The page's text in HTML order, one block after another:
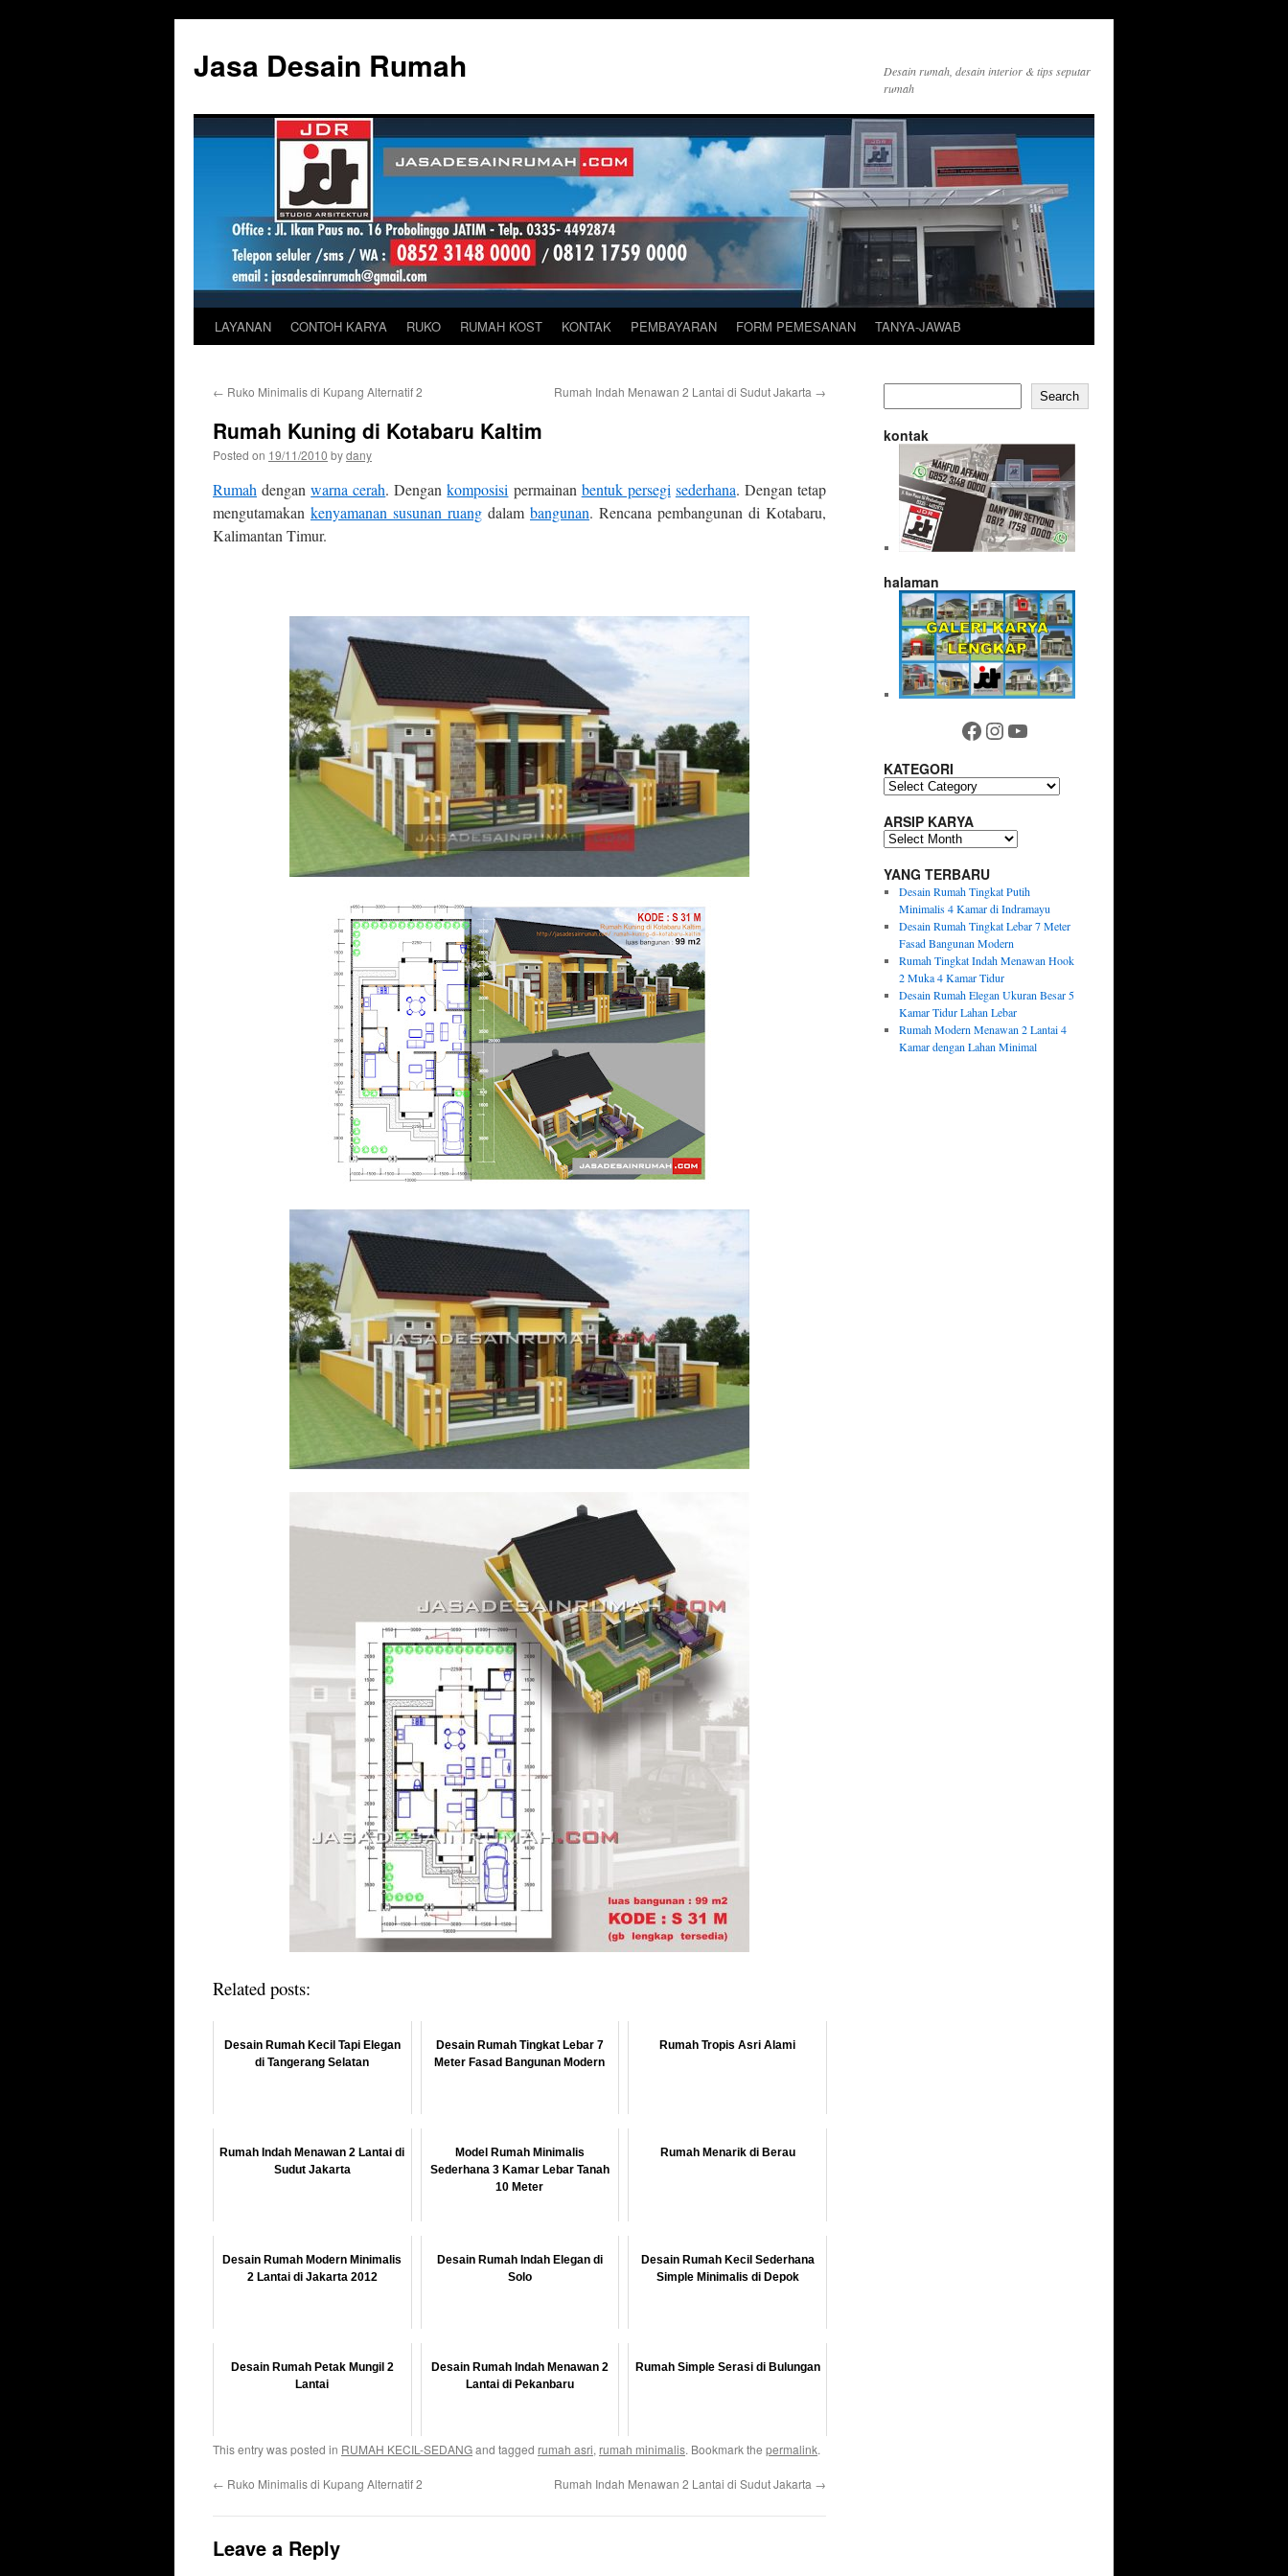
content
Jasa Desain Rumah
Desain rumah, desain interior & tips seputar
rumah
LAYANAN CONTOH KARYA RUKO RUMAH KOST KONTAK PEMBAYARAN FORM PEMESANAN TANYA-JAWAB
← Ruko Minimalis di Kupang Alternatif 2 Rumah Indah Menawan 2 Lantai di Sudut Jakarta →
Rumah Kuning di Kotabaru Kaltim
Posted on 19/11/2010 bydany
Rumah denganwarna cerah. Dengankomposisi permainan bentuk persegi sederhana. Dengan tetap
mengutamakan kenyamanan susunan ruang dalam bangunan. Rencana pembangunan di Kotabaru,
Kalimantan Timur.
Related posts:
Desain Rumah Kecil Tapi Elegan
di Tangerang Selatan
Desain Rumah Tingkat Lebar 7
Meter Fasad Bangunan Modern
Rumah Tropis Asri Alami
Rumah Indah Menawan 2 Lantai di
Sudut Jakarta
Model Rumah Minimalis
Sederhana 3 Kamar Lebar Tanah
10 Meter
Rumah Menarik di Berau
Desain Rumah Modern Minimalis
2 Lantai di Jakarta 2012
Desain Rumah Indah Elegan di
Solo
Desain Rumah Kecil Sederhana
Simple Minimalis di Depok
Desain Rumah Petak Mungil 2
Lantai
Desain Rumah Indah Menawan 2
Lantai di Pekanbaru
Rumah Simple Serasi di Bulungan
This entry was posted in RUMAH KECIL-SEDANGand tagged rumah asri, rumah minimalis. Bookmark the permalink.
← Ruko Minimalis di Kupang Alternatif 2 Rumah Indah Menawan 2 Lantai di Sudut Jakarta →
Leave a Reply
Search
kontak
halaman
Facebook
Instagram
YouTube
KATEGORI
KATEGORI
ARSIP KARYA
ARSIP
YANG TERBARU
Desain Rumah Tingkat Putih
Minimalis 4 Kamar di Indramayu
Desain Rumah Tingkat Lebar 7 Meter
Fasad Bangunan Modern
Rumah Tingkat Indah Menawan Hook
2 Muka 4 Kamar Tidur
Desain Rumah Elegan Ukuran Besar 5
Kamar Tidur Lahan Lebar
Rumah Modern Menawan 2 Lantai 4
Kamar dengan Lahan Minimal